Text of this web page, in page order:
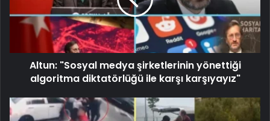
Altun: "Sosyal medya şirketlerinin yönettiği
algoritma diktatörlüğü ile karşı karşıyayız"